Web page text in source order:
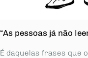
“As pessoas já não
É daquelas frases que